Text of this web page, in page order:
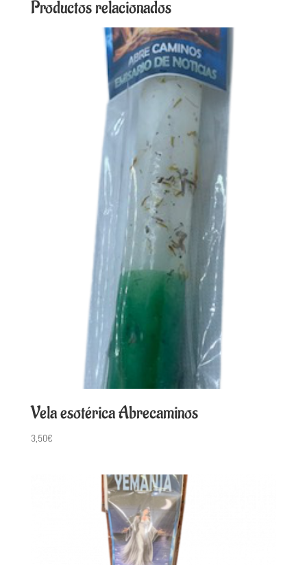
Productos relacionados
Vela esotérica Abrecaminos
3,50€